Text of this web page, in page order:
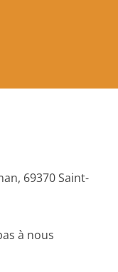
69370 Saint-
à nous